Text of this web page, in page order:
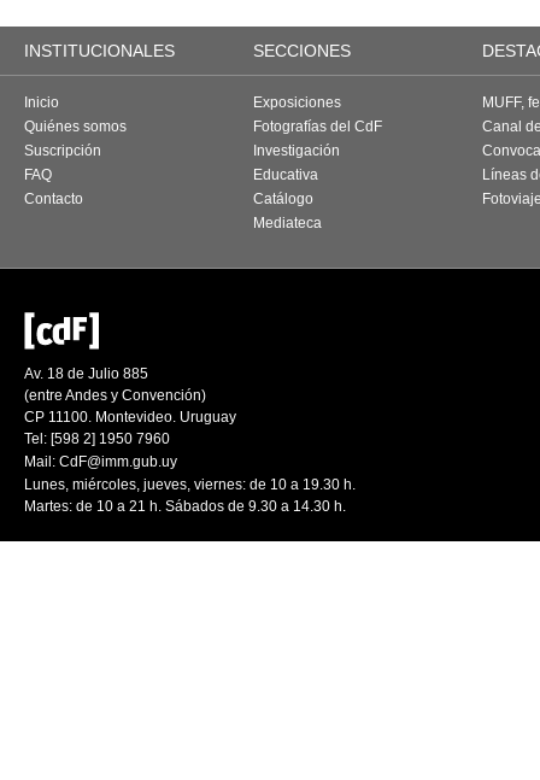
INSTITUCIONALES SECCIONES
Inicio
Quiénes somos
Suscripción
FAQ
Contacto
Exposiciones
Fotografías del CdF
Investigación
Educativa
Catálogo
Mediateca
MUFF,
Canal
Líneas
Av. 18 de Julio 885
(entre Andes y Convención)
CP 11100. Montevideo. Uruguay
Tel: [598 2] 1950 7960
Mail: CdF@imm.gub.uy
Lunes, miércoles, jueves, viernes: de 10 a 19.30 h.
Martes: de 10 a 21 h. Sábados de 9.30 a 14.30 h.